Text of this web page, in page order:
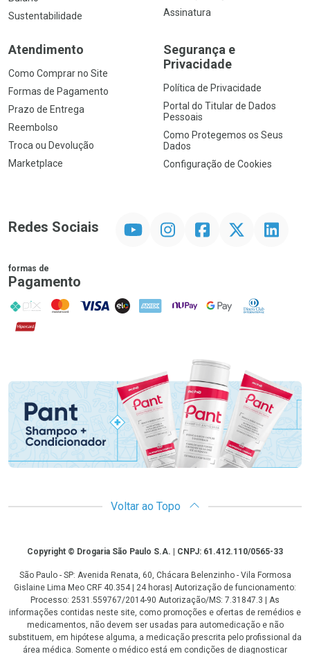
Sustentabilidade
Assinatura
Atendimento
Como Comprar no Site
Formas de Pagamento
Prazo de Entrega
Reembolso
Troca ou Devolução
Marketplace
Segurança e
Privacidade
Política de Privacidade
Portal do Titular de Dados
Pessoais
Como Protegemos os Seus
Dados
Configuração de Cookies
Redes Sociais InstagramFacebookTwitter Linkedin
formas de
Pagamento
PIX MasterCard
VISA ELO AMEX NuPay Google PayDiners Club
Hipercard
Promoção em Destaque
Voltar ao Topo
CopyrightCopyright © Drogaria São Paulo S.A. | CNPJ: 61.412.110/0565-33
São Paulo - SP: Avenida Renata, 60, Chácara Belenzinho - Vila Formosa
Gislaine Lima Meo CRF 40.354 | 24 horas| Autorização de funcionamento:
Processo: 2531.559767/2014-90 Autorização/MS: 7.31847.3 | As
informações contidas neste site, como promoções e ofertas de remédios e
medicamentos, não devem ser usadas para automedicação e não
substituem, em hipótese alguma, a medicação prescrita pelo profissional da
área médica. Somente o médico está em condições de diagnosticar